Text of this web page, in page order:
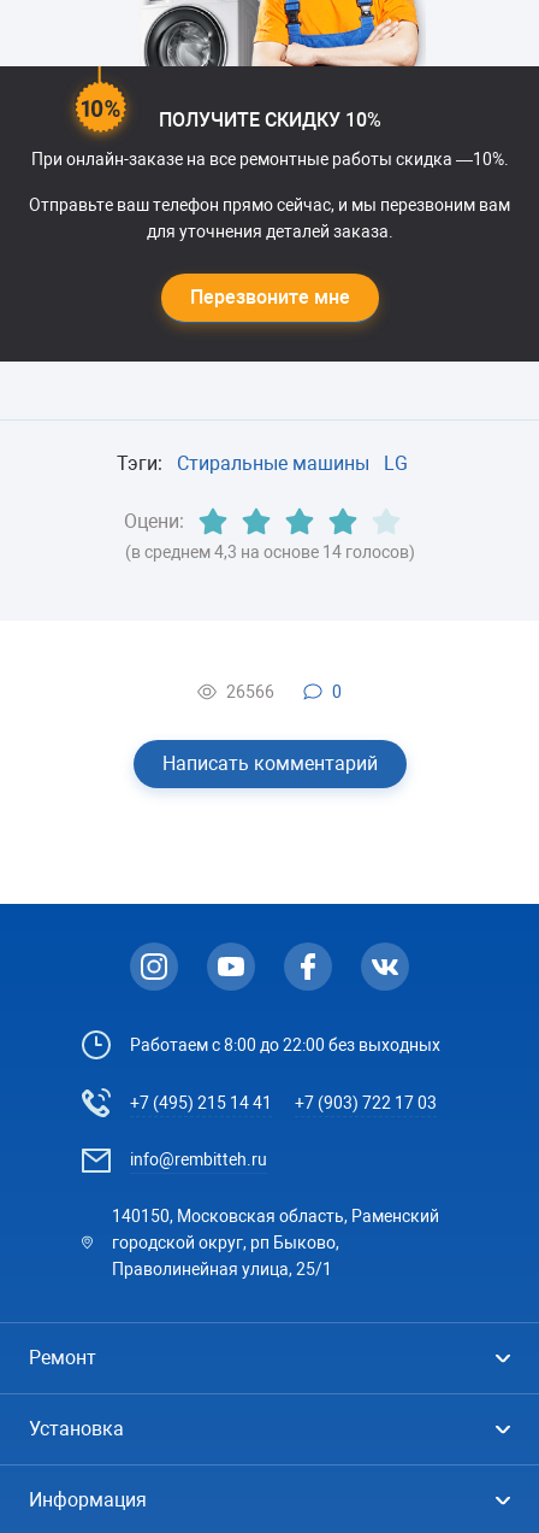
ПОЛУЧИТЕ СКИДКУ 10%
При онлайн-заказе на все ремонтные работы скидка —10%.
Отправьте ваш телефон прямо сейчас, и мы перезвоним вам
для уточнения деталей заказа.
Перезвоните мне
Тэги: Стиральные машины LG
Оцени:
(в среднем 4,3 на основе 14 голосов)
26566 0
Написать комментарий
Работаем с 8:00 до 22:00 без выходных
+7 (495) 215 14 41 +7 (903) 722 17 03
info@rembitteh.ru
140150, Московская область, Раменский
городской округ, рп Быково,
Праволинейная улица, 25/1
Ремонт
Посудомоечные машины
Установка
Информация